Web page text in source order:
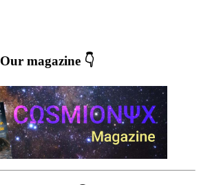
Our magazine 👇